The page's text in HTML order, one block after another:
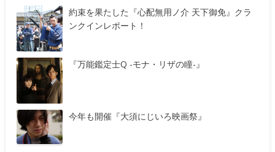
約束を果たした『心配無用ノ介 天下御免』クラ
ンクインレポート！
『万能鑑定士Q -モナ・リザの瞳-』
今年も開催『大須にじいろ映画祭』